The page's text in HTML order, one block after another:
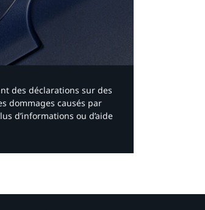
des déclarations sur des
dommages causés par
d’informations ou d’aide